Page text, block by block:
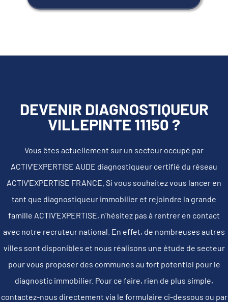
DEVENIR DIAGNOSTIQUEUR
VILLEPINTE 11150 ?
Vous êtes actuellement sur un secteur occupé par
ACTIV'EXPERTISE AUDE diagnostiqueur certifié du réseau
ACTIV'EXPERTISE FRANCE. Si vous souhaitez vous lancer en
tant que diagnostiqueur immobilier et rejoindre la grande
famille ACTIV'EXPERTISE, n'hésitez pas à rentrer en contact
avec notre recruteur national. En effet, de nombreuses autres
villes sont disponibles et nous réalisons une étude de secteur
pour vous proposer des communes au fort potentiel pour le
diagnostic immobilier. Pour ce faire, rien de plus simple,
contactez-nous directement via le formulaire ci-dessous ou par